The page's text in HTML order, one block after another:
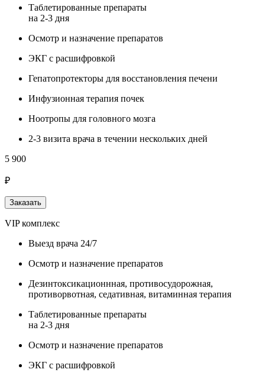
Таблетированные препараты
на 2-3 дня
Осмотр и назначение препаратов
ЭКГ с расшифровкой
Гепатопротекторы для восстановления печени
Инфузионная терапия почек
Ноотропы для головного мозга
2-3 визита врача в течении нескольких дней
5 900
₽
Заказать
VIP комплекс
Выезд врача 24/7
Осмотр и назначение препаратов
Дезинтоксикационнная, противосудорожная,
противорвотная, седативная, витаминная терапия
Таблетированные препараты
на 2-3 дня
Осмотр и назначение препаратов
ЭКГ с расшифровкой